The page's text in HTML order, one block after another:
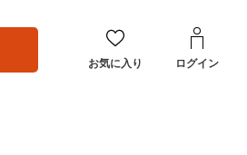
お気に入り ログイン